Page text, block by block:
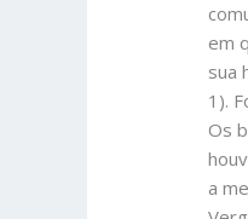
em
sua
1).
Os
a